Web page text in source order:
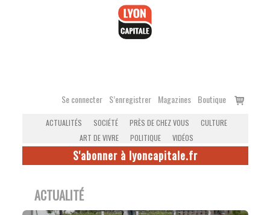
Se connecter S’enregistrer Magazines Boutique
Voir
ACTUALITÉS SOCIÉTÉ PRÈS DE CHEZ VOUS
CULTURE
ART DE VIVRE
POLITIQUE VIDÉOS
S'abonner à lyoncapitale.fr
ACTUALITÉ